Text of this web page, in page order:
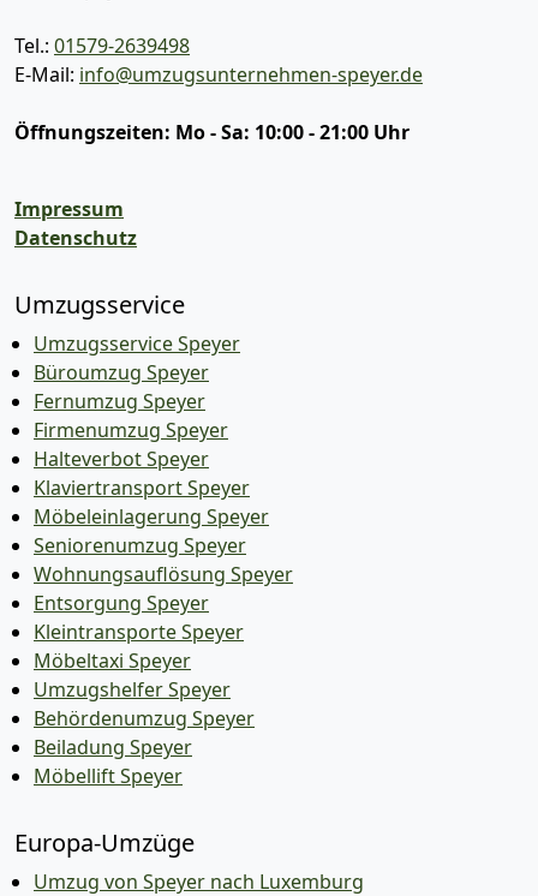
Tel.: 01579-2639498
E-Mail: info@umzugsunternehmen-speyer.de
Öffnungszeiten: Mo - Sa: 10:00 - 21:00 Uhr
Impressum
Datenschutz
Umzugsservice
Umzugsservice Speyer
Büroumzug Speyer
Fernumzug Speyer
Firmenumzug Speyer
Halteverbot Speyer
Klaviertransport Speyer
Möbeleinlagerung Speyer
Seniorenumzug Speyer
Wohnungsauflösung Speyer
Entsorgung Speyer
Kleintransporte Speyer
Möbeltaxi Speyer
Umzugshelfer Speyer
Behördenumzug Speyer
Beiladung Speyer
Möbellift Speyer
Europa-Umzüge
Umzug von Speyer nach Luxemburg